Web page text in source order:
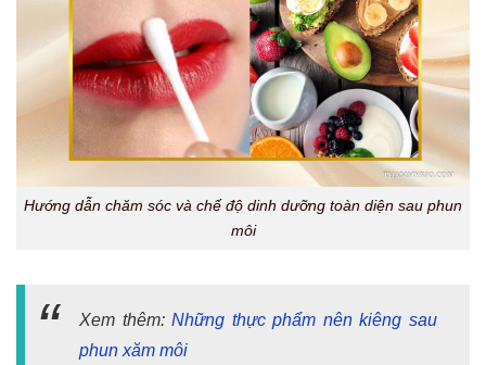
Hướng dẫn chăm sóc và chế độ dinh dưỡng toàn diện sau phun
môi
Xem thêm:Những thực phẩm nên kiêng sau
phun xăm môi